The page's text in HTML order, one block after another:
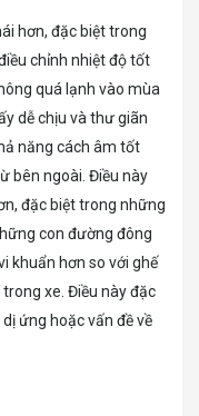
hơn, đặc biệt trong
chỉnh nhiệt độ tốt
quá lạnh vào mùa
dễ chịu và thư giãn
năng cách âm tốt
bên ngoài. Điều này
đặc biệt trong những
con đường đông
khuẩn hơn so với ghế
xe. Điều này đặc
ứng hoặc vấn đề về